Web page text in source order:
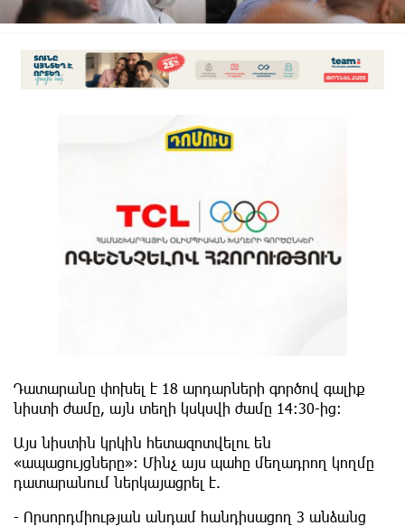
Դատարանը փոխել է 18 արդարների գործով գալիք
նիստի ժամը, այն տեղի կսկսվի ժամը 14:30-ից:
Այս նիստին կրկին հետազոտվելու են
«ապացույցները»: Մինչ այս պահը մեղադրող կողմը
դատարանում ներկայացրել է.
- Որսորդմիության անդամ հանդիսացող 3 անձանց